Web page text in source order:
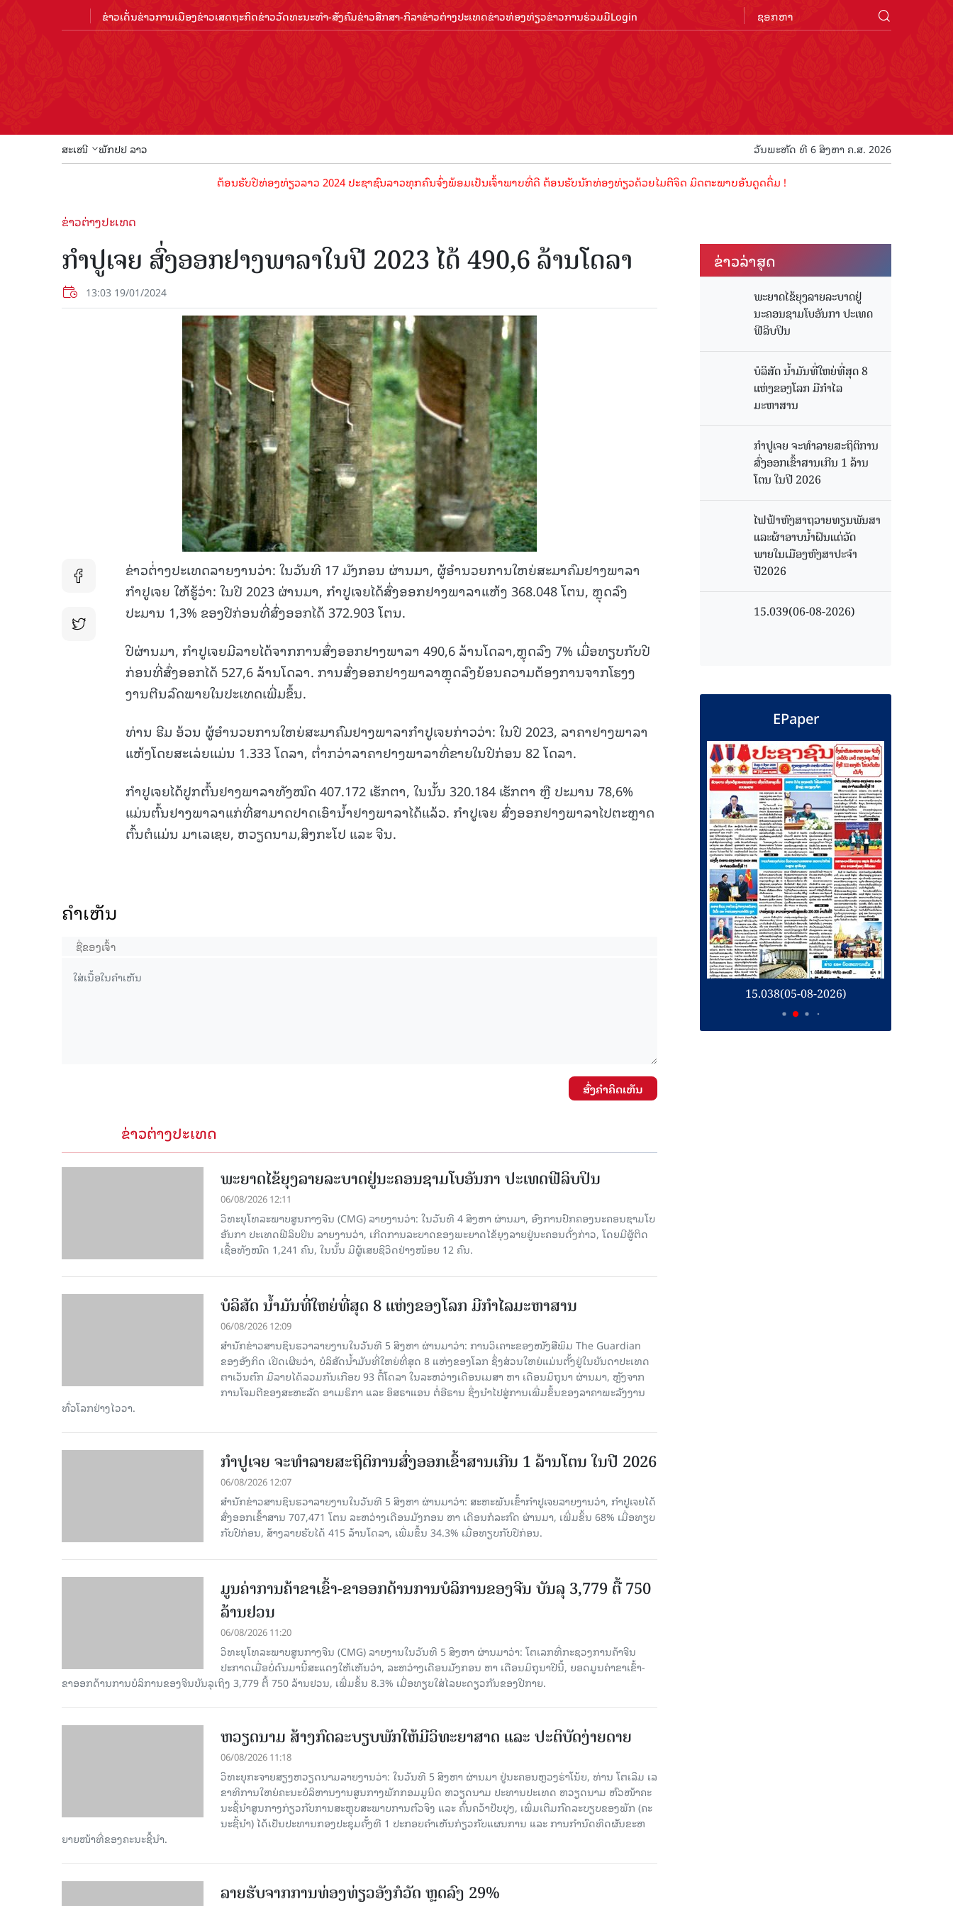
ຂ່າວເດັ່ນຂ່າວການເມືອງຂ່າວເສດຖະກິດຂ່າວວັດທະນະທຳ-ສັງຄົມຂ່າວສືກສາ-ກິລາຂ່າວຕ່າງປະເທດຂ່າວທ່ອງທ່ຽວຂ່າວການຮ່ວມມືLogin
ສະເໜີ ພັກປປ ລາວ ວັນພະຫັດ ທີ 6 ສິງຫາ ຄ.ສ. 2026
ຕ້ອນຮັບປີທ່ອງທ່ຽວລາວ 2024 ປະຊາຊົນລາວທຸກຄົນຈົ່ງພ້ອມເປັນເຈົ້າພາບທີ່ດີ ຕ້ອນຮັບນັກທ່ອງທ່ຽວດ້ວຍໄມຕີຈິດ ມິດຕະພາບອັນດູດດື່ມ !
ຂ່າວຕ່າງປະເທດ
ກຳປູເຈຍ ສົ່ງອອກຢາງພາລາໃນປີ 2023 ໄດ້ 490,6 ລ້ານໂດລາ
13:03 19/01/2024
ຂ່າວຕ່່າງປະເທດລາຍງານວ່າ: ໃນວັນທີ 17 ມັງກອນ ຜ່ານມາ, ຜູ້ອຳນວຍການໃຫຍ່ສະມາຄົມຢາງພາລາ
ກຳປູເຈຍ ໃຫ້ຮູ້ວ່າ: ໃນປີ 2023 ຜ່ານມາ, ກຳປູເຈຍໄດ້ສົ່ງອອກຢາງພາລາແຫ້ງ 368.048 ໂຕນ, ຫຼຸດລົງ
ປະມານ 1,3% ຂອງປີກ່ອນທີ່ສົ່ງອອກໄດ້ 372.903 ໂຕນ.
ປີຜ່ານມາ, ກຳປູເຈຍມີລາຍໄດ້ຈາກການສົ່ງອອກຢາງພາລາ 490,6 ລ້ານໂດລາ,ຫຼຸດລົງ 7% ເມື່ອທຽບກັບປີ
ກ່ອນທີ່ສົ່ງອອກໄດ້ 527,6 ລ້ານໂດລາ. ການສົ່ງອອກຢາງພາລາຫຼຸດລົງຍ້ອນຄວາມຕ້ອງການຈາກໂຮງງ
ງານຕີນລົດພາຍໃນປະເທດເພີ່ມຂຶ້ນ.
ທ່ານ ຮີມ ອ້ວນ ຜູ້ອຳນວຍການໃຫຍ່ສະມາຄົມຢາງພາລາກຳປູເຈຍກ່າວວ່າ: ໃນປີ 2023, ລາຄາຢາງພາລາ
ແຫ້ງໂດຍສະເລ່ຍແມ່ນ 1.333 ໂດລາ, ຕ່ຳກວ່າລາຄາຢາງພາລາທີ່ຂາຍໃນປີກ່ອນ 82 ໂດລາ.
ກຳປູເຈຍໄດ້ປູກຕົ້ນຢາງພາລາທັງໝົດ 407.172 ເຮັກຕາ, ໃນນັ້ນ 320.184 ເຮັກຕາ ຫຼື ປະມານ 78,6%
ແມ່ນຕົ້ນຢາງພາລາແກ່ທີ່ສາມາດປາດເອົານໍ້າຢາງພາລາໄດ້ແລ້ວ. ກຳປູເຈຍ ສົ່ງອອກຢາງພາລາໄປຕະຫຼາດ
ຕົ້ນຕໍແມ່ນ ມາເລເຊຍ, ຫວຽດນາມ,ສິງກະໂປ ແລະ ຈີນ.
ຄໍາເຫັນ
ສົ່ງຄໍາຄິດເຫັນ
ຂ່າວຕ່າງປະເທດ
ພະຍາດໄຂ້ຍຸງລາຍລະບາດຢູ່ນະຄອນຊາມໂບ​ອັນກາ ປະເທດຟີລິບປິນ
06/08/2026 12:11
ວິທະຍຸໂທລະພາບສູນກາງຈີນ (CMG) ລາຍງານວ່າ: ໃນວັນທີ 4 ສິງ​ຫາ ຜ່ານມາ, ອົງການ​ປົກ​ຄອງນະຄອນຊາມໂບ​
ອັນກາ ປະເທດຟີລິບປິນ ລາຍ​ງານວ່າ, ເກີດ​ການລະບາດ​ຂອງພະຍາດໄຂ້ຍຸງລາຍຢູ່ນະຄອນດັ່ງກ່າວ, ໂດຍມີຜູ້ຕິດ
ເຊື້ອ​ທັງ​ໝົດ 1,241 ຄົນ, ໃນນັ້ນ ມີຜູ້ເສຍຊີວິດຢ່າງໜ້ອຍ 12 ຄົນ.
ບໍລິສັດ ນ້ຳມັນທີ່ໃຫຍ່ທີ່ສຸດ 8 ແຫ່ງຂອງໂລກ ມີກຳໄລມະຫາສານ
06/08/2026 12:09
ສຳນັກຂ່າວສານຊິນຮວາລາຍງານໃນວັນທີ 5 ສິງຫາ ຜ່ານມາວ່າ: ການວິເຄາະຂອງໜັງສືພິມ The Guardian
ຂອງອັງກິດ ເປີດເຜີຍວ່າ, ບໍລິສັດນ້ຳມັນທີ່ໃຫຍ່ທີ່ສຸດ 8 ແຫ່ງຂອງໂລກ ຊຶ່ງສ່ວນໃຫຍ່ແມ່ນຕັ້ງຢູ່ໃນບັນດາປະເທດ
ຕາເວັນຕົກ ມີລາຍໄດ້ລວມກັນເກືອບ 93 ຕື້ໂດລາ ໃນລະຫວ່າງເດືອນເມສາ ຫາ ເດືອນມິຖຸນາ ຜ່ານມາ, ຫຼັງຈາກ
ການໂຈມຕີຂອງສະຫະລັດ ອາເມຣິກາ ແລະ ອິສຣາແອນ ຕໍ່ອີຣານ ຊຶ່ງນຳໄປສູ່ການເພີ່ມຂຶ້ນຂອງລາຄາພະລັງງານ
ທົ່ວໂລກຢ່າງໄວວາ.
ກຳປູເຈຍ ຈະທຳລາຍສະຖິຕິການສົ່ງອອກເຂົ້າສານເກີນ 1 ລ້ານໂຕນ ໃນປີ 2026
06/08/2026 12:07
ສຳນັກຂ່າວສານຊິນຮວາລາຍງານໃນວັນທີ 5 ສິງຫາ ຜ່ານມາວ່າ: ສະຫະພັນເຂົ້າກຳປູເຈຍລາຍງານວ່າ, ກໍາປູເຈຍໄດ້
ສົ່ງອອກເຂົ້າສານ 707,471 ໂຕນ ລະຫວ່າງເດືອນມັງກອນ ຫາ ເດືອນກໍລະກົດ ຜ່ານມາ, ເພີ່ມຂຶ້ນ 68% ເມື່ອທຽບ
ກັບປີກ່ອນ, ສ້າງລາຍຮັບໄດ້ 415 ລ້ານໂດລາ, ເພີ່ມຂຶ້ນ 34.3% ເມື່ອທຽບກັບປີກ່ອນ.
ມູນຄ່າການຄ້າຂາເຂົ້າ-ຂາອອກດ້ານການບໍລິການຂອງຈີນ ບັນລຸ 3,779 ຕື້ 750
ລ້ານຢວນ
06/08/2026 11:20
ວິທະຍຸໂທລະພາບສູນກາງຈີນ (CMG) ລາຍງານໃນວັນທີ 5 ສິງຫາ ຜ່ານມາວ່າ: ໂຕເລກທີ່ກະຊວງການຄ້າຈີນ
ປະກາດເມື່ອບໍ່ດົນມານີ້ສະແດງໃຫ້ເຫັນວ່າ, ລະຫວ່າງເດືອນມັງກອນ ຫາ ເດືອນມິຖຸນາປີນີ້, ຍອດມູນຄ່າຂາເຂົ້າ-
ຂາອອກດ້ານການບໍລິການຂອງຈີນບັນລຸເຖິງ 3,779 ຕື້ 750 ລ້ານຢວນ, ເພີ່ມຂຶ້ນ 8.3% ເມື່ອທຽບໃສ່ໄລຍະດຽວກັນຂອງປີກາຍ.
ຫວຽດນາມ ສ້າງກົດລະບຽບພັກໃຫ້ມີວິທະຍາສາດ ແລະ ປະຕິບັດງ່າຍດາຍ
06/08/2026 11:18
ວິທະຍຸກະຈາຍສຽງຫວຽດນາມລາຍງານວ່າ: ໃນ​ວັນ​ທີ 5 ສິງ​ຫາ ຜ່ານມາ ຢູ່ນະຄອນຫຼວງຮ່າ​ໂນ້ຍ, ທ່ານ ໂຕ​ເລິມ ເລ​
ຂາ​ທິ​ການ​ໃຫຍ່​ຄະ​ນະ​ບໍ​ລິ​ຫານ​ງານ​ສູນ​ກາງ​ພັກ​ກອມ​ມູ​ນິດ ຫວຽດ​ນາມ ປະ​ທານ​ປະ​ເທດ ຫວຽດ​ນາມ ຫົວ​ໜ້າ​ຄະ​
ນະ​ຊີ້​ນຳ​ສູນ​ກາງ​ກ່ຽວ​ກັບ​ການ​ສະ​ຫຼຸບ​ສະ​ພ​າບ​ການ​ຕົວ​ຈິງ ແລະ ຄົ້ນ​ຄວ້າ​ປັບ​ປຸງ, ເພີ່ມ​ເຕີມ​ກົດ​ລະ​ບຽບ​ຂອງ​ພັກ (ຄະ​
ນະ​ຊີ້​ນຳ) ໄດ້​ເປັນ​ປະ​ທານກອງ​ປະ​ຊຸມ​ຄັ້ງ​ທີ 1 ປະ​ກອບ​ຄຳ​ເຫັນ​ກ່ຽວ​ກັບ​ແຜນ​ການ ແລະ ການ​ກຳ​ນົດ​ທິດ​ຜັນ​ຂະ​ຫ
ຍາຍ​ໜ້າ​ທີ່​ຂອງ​ຄະ​ນະ​ຊີ້​ນຳ.
ລາຍຮັບຈາກການທ່ອງທ່ຽວອັງກໍວັດ ຫຼດລົງ 29%
ຂ່າວ​ລ່າ​ສຸດ
ພະຍາດໄຂ້ຍຸງລາຍລະບາດຢູ່
ນະຄອນຊາມໂບ​ອັນກາ ປະເທດ
ຟີລິບປິນ
ບໍລິສັດ ນ້ຳມັນທີ່ໃຫຍ່ທີ່ສຸດ 8
ແຫ່ງຂອງໂລກ ມີກຳໄລ
ມະຫາສານ
ກຳປູເຈຍ ຈະທຳລາຍສະຖິຕິການ
ສົ່ງອອກເຂົ້າສານເກີນ 1 ລ້ານ
ໂຕນ ໃນປີ 2026
ໄຟຟ້າຫົງສາຖວາຍທຽນພັນສາ
ແລະຜ້າອາບນໍ້າຝົນແດ່ວັດ
ພາຍໃນເມືອງຫົງສາປະຈໍາ
ປີ2026
15.039(06-08-2026)
EPaper
15.037(04-08-2026)